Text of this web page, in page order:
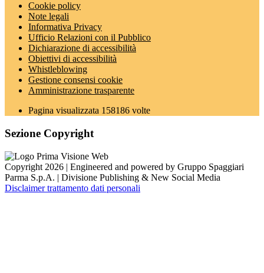
Cookie policy
Note legali
Informativa Privacy
Ufficio Relazioni con il Pubblico
Dichiarazione di accessibilità
Obiettivi di accessibilità
Whistleblowing
Gestione consensi cookie
Amministrazione trasparente
Pagina visualizzata 158186 volte
Sezione Copyright
Copyright 2026 | Engineered and powered by Gruppo Spaggiari
Parma S.p.A. | Divisione Publishing & New Social Media
Disclaimer trattamento dati personali